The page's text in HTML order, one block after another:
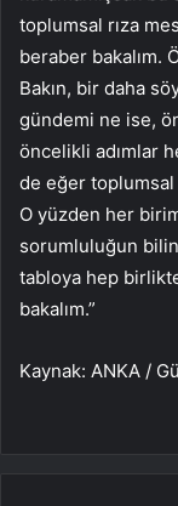
toplumsal rıza
beraber bakalım.
Bakın, bir daha
gündemi ne ise,
öncelikli adımlar
de eğer toplumsal
O yüzden her
sorumluluğun
tabloya hep
bakalım.”
Kaynak: ANKA /